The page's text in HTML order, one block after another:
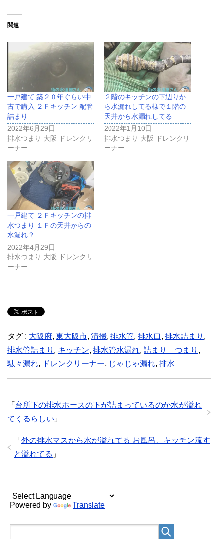
関連
一戸建て 築２０年ぐらい中
古で購入 ２Ｆキッチン 配管
詰まり
2022年6月29日
排水つまり 大阪 ドレンクリ
ーナー
２階のキッチンの下辺りか
ら水漏れしてる様で１階の
天井から水漏れしてる
2022年1月10日
排水つまり 大阪 ドレンクリ
ーナー
一戸建て ２Ｆキッチンの排
水つまり １Ｆの天井からの
水漏れ？
2022年4月29日
排水つまり 大阪 ドレンクリ
ーナー
タグ : 大阪府, 東大阪市, 清掃, 排水管, 排水口, 排水詰まり ,
排水管詰まり , キッチン, 排水管水漏れ, 詰まり つまり ,
駄々漏れ, ドレンクリーナー, じゃじゃ漏れ, 排水
「 台所下の排水ホースの下が詰まっているのか水が溢れ
てくるらしい 」
「 外の排水マスから水が溢れてる お風呂、キッチン流す
と溢れてる 」
Powered by Translate